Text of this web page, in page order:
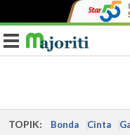
Toggle navigation
TOPIK: Bonda Cinta